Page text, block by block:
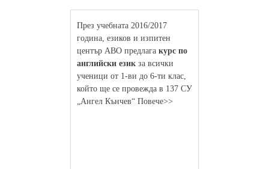
През учебната 2016/2017
година, езиков и изпитен
център АВО предлага курс по
английски език за всички
ученици от 1-ви до 6-ти клас,
който ще се провежда в 137 СУ
„Ангел Кънчев“ Повече>>